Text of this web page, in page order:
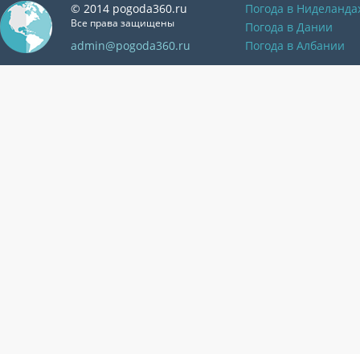
© 2014 pogoda360.ru
Все права защищены
admin@pogoda360.ru
Погода в
Погода в Дании
Погода в Албании